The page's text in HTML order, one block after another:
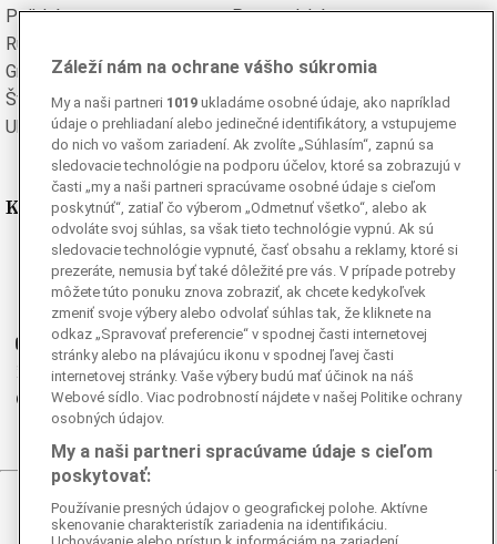
Poľská
Portugalská
Rumunská
Grécka
Španielska
Švédska
Turecká
Ukrajinská
Vietnamská
Kde nás nájdete
Facebook
Instagram
Ganjing
Youtube
Twitter
Telegram
RSS
© 2026 Epoch Times Slovensko
Záleží nám na ochrane vášho súkromia
My a naši partneri 1019 ukladáme osobné údaje, ako napríklad
údaje o prehliadaní alebo jedinečné identifikátory, a vstupujeme
do nich vo vašom zariadení. Ak zvolíte „Súhlasím“, zapnú sa
sledovacie technológie na podporu účelov, ktoré sa zobrazujú v
časti „my a naši partneri spracúvame osobné údaje s cieľom
poskytnúť“, zatiaľ čo výberom „Odmetnuť všetko“, alebo ak
odvoláte svoj súhlas, sa však tieto technológie vypnú. Ak sú
sledovacie technológie vypnuté, časť obsahu a reklamy, ktoré si
prezeráte, nemusia byť také dôležité pre vás. V prípade potreby
môžete túto ponuku znova zobraziť, ak chcete kedykoľvek
zmeniť svoje výbery alebo odvolať súhlas tak, že kliknete na
odkaz „Spravovať preferencie“ v spodnej časti internetovej
stránky alebo na plávajúcu ikonu v spodnej ľavej časti
internetovej stránky. Vaše výbery budú mať účinok na náš
Webové sídlo. Viac podrobností nájdete v našej Politike ochrany
osobných údajov.
My a naši partneri spracúvame údaje s cieľom
poskytovať:
Používanie presných údajov o geografickej polohe. Aktívne
skenovanie charakteristík zariadenia na identifikáciu.